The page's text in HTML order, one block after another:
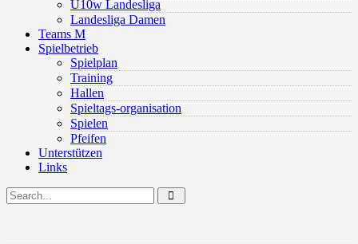
U10w Landesliga
Landesliga Damen
Teams M
Spielbetrieb
Spielplan
Training
Hallen
Spieltags-organisation
Spielen
Pfeifen
Unterstützen
Links